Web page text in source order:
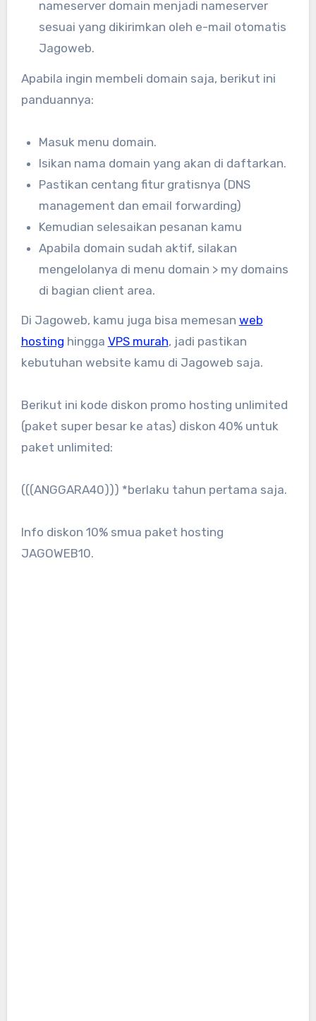
nameserver domain menjadi nameserver
sesuai yang dikirimkan oleh e-mail otomatis
Jagoweb.
Apabila ingin membeli domain saja, berikut ini
panduannya:
Masuk menu domain.
Isikan nama domain yang akan di daftarkan.
Pastikan centang fitur gratisnya (DNS
management dan email forwarding)
Kemudian selesaikan pesanan kamu
Apabila domain sudah aktif, silakan
mengelolanya di menu domain > my domains
di bagian client area.
Di Jagoweb, kamu juga bisa memesan web
hosting hingga VPS murah, jadi pastikan
kebutuhan website kamu di Jagoweb saja.
Berikut ini kode diskon promo hosting unlimited
(paket super besar ke atas) diskon 40% untuk
paket unlimited:
(((ANGGARA40))) *berlaku tahun pertama saja.
Info diskon 10% smua paket hosting
JAGOWEB10.